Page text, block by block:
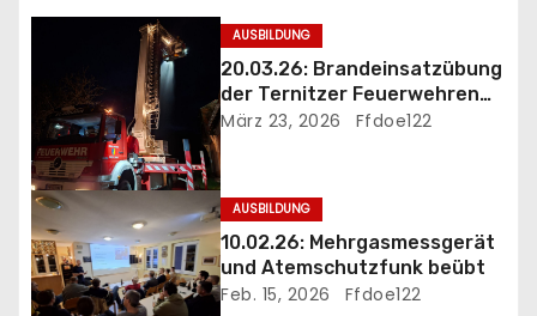
v
i
g
a
AUSBILDUNG
20.03.26: Brandeinsatzübung
der Ternitzer Feuerwehren
FF Döppling und FF St.Johann
März 23, 2026 Ffdoe122
AUSBILDUNG
10.02.26: Mehrgasmessgerät
und Atemschutzfunk beübt
Feb. 15, 2026 Ffdoe122